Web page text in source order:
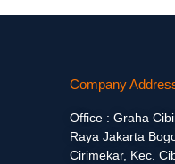
Company
Office : Graha
Raya Jakarta
Cirimekar, Kec.